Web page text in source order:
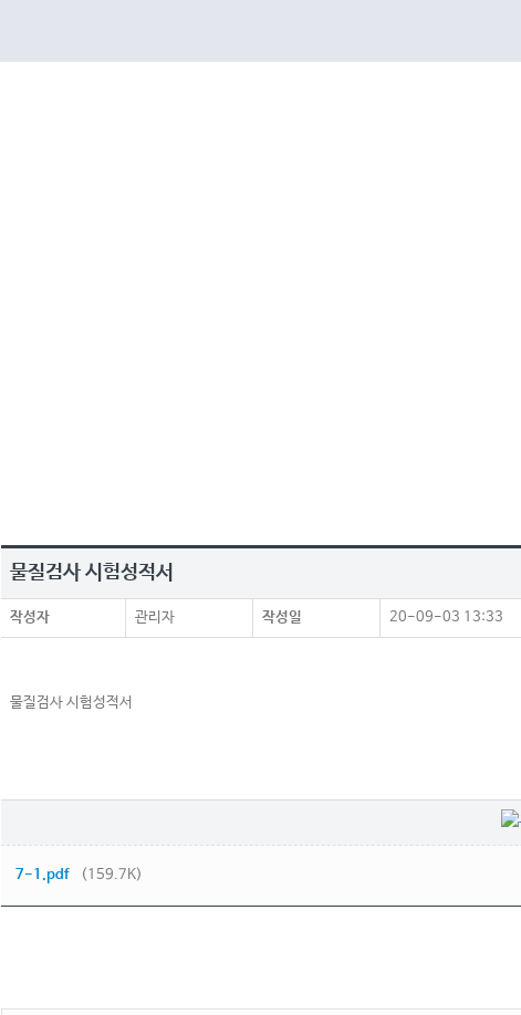
물질검사 시험성적서
작성자 관리자 작성일 20-09-03 13:33
물질검사 시험성적서
7-1.pdf(159.7K)